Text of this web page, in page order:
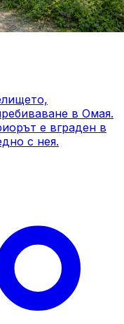
в Омая.
е вграден в
с нея.